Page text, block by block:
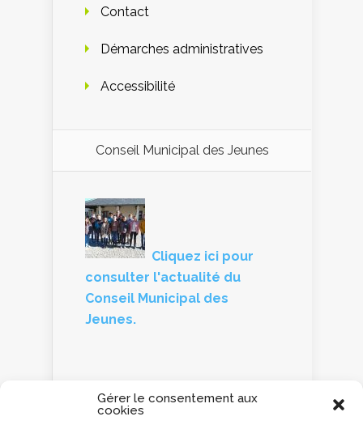
Gérer le consentement aux
cookies
Contact
Démarches administratives
Accessibilité
Conseil Municipal des Jeunes
Cliquez ici pour
consulter l'actualité du
Conseil Municipal des
Jeunes.
Panneau d'information